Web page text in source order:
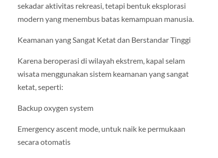
sekadar aktivitas rekreasi, tetapi bentuk eksplorasi
modern yang menembus batas kemampuan manusia.
Keamanan yang Sangat Ketat dan Berstandar Tinggi
Karena beroperasi di wilayah ekstrem, kapal selam
wisata menggunakan sistem keamanan yang sangat
ketat, seperti:
Backup oxygen system
Emergency ascent mode, untuk naik ke permukaan
secara otomatis